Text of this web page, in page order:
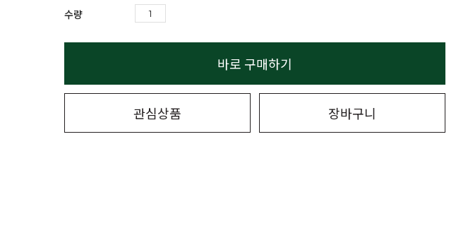
수량
바로 구매하기
관심상품 장바구니